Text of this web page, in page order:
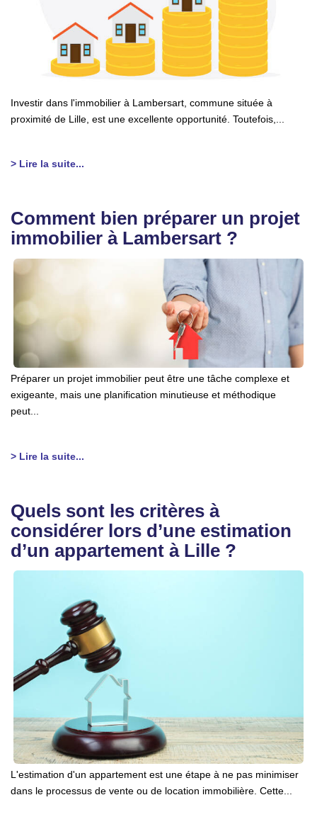
Investir dans l'immobilier à Lambersart, commune située à
proximité de Lille, est une excellente opportunité. Toutefois,...
> Lire la suite...
Comment bien préparer un projet
immobilier à Lambersart ?
Préparer un projet immobilier peut être une tâche complexe et
exigeante, mais une planification minutieuse et méthodique
peut...
> Lire la suite...
Quels sont les critères à
considérer lors d’une estimation
d’un appartement à Lille ?
L'estimation d'un appartement est une étape à ne pas minimiser
dans le processus de vente ou de location immobilière. Cette...